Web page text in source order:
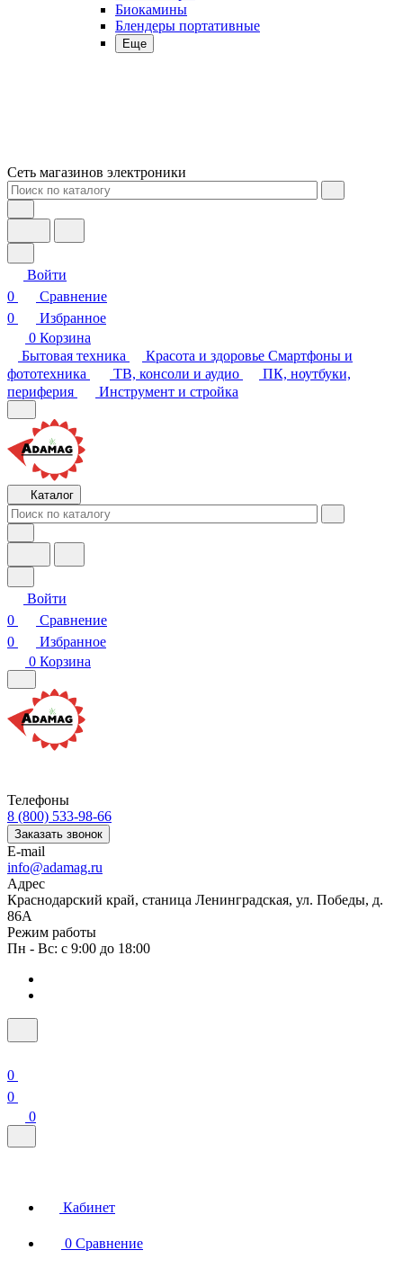
Биокамины
Блендеры портативные
Еще
Сеть магазинов электроники
Войти
0
Сравнение
0
Избранное
0 Корзина
Бытовая техника
Красота и здоровье Смартфоны и
фототехника
ТВ, консоли и аудио
ПК, ноутбуки,
периферия
Инструмент и стройка
Каталог
Войти
0
Сравнение
0
Избранное
0 Корзина
Телефоны
8 (800) 533-98-66
Заказать звонок
E-mail
info@adamag.ru
Адрес
Краснодарский край, станица Ленинградская, ул. Победы, д.
86А
Режим работы
Пн - Вс: с 9:00 до 18:00
0
0
0
Кабинет
0 Сравнение